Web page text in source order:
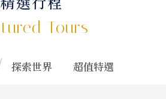
Tours
探索世界 超值特選